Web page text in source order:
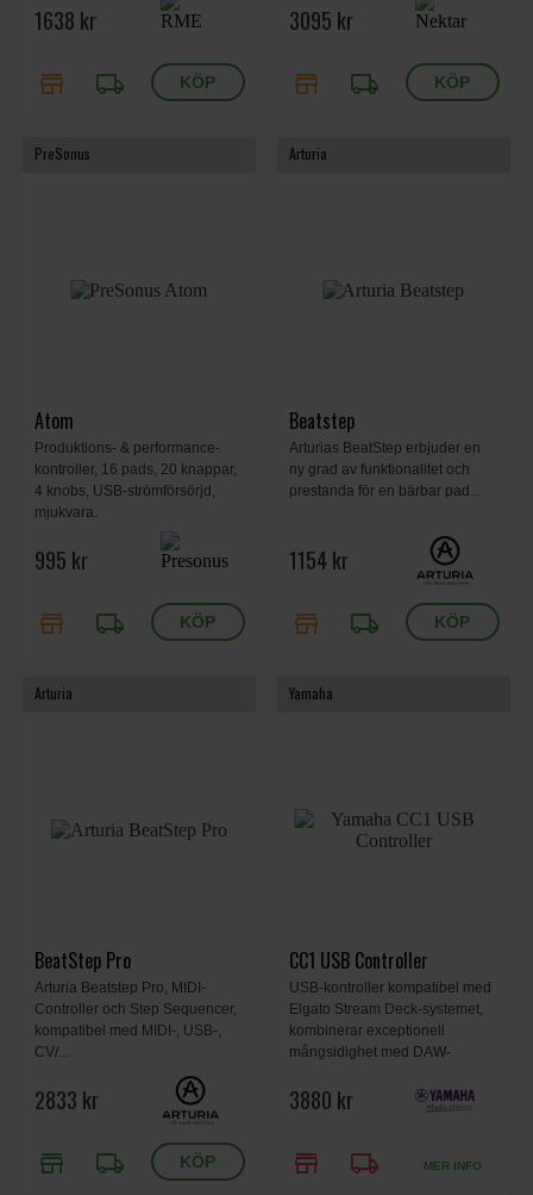
1638 kr
store local_shipping
Nektarine 2.5 skapar dina
3095 kr
store local_shipping
PreSonus
Atom
Produktions- & performance-
kontroller, 16 pads, 20 knappar,
4 knobs, USB-strömförsörjd,
mjukvara.
995 kr
store local_shipping
Arturia
Beatstep
Arturias BeatStep erbjuder en
ny grad av funktionalitet och
prestanda för en bärbar pad...
1154 kr
store local_shipping
Arturia
BeatStep Pro
Arturia Beatstep Pro, MIDI-
Controller och Step Sequencer,
kompatibel med MIDI-, USB-,
CV/...
2833 kr
store local_shipping
Yamaha
CC1 USB Controller
USB-kontroller kompatibel med
Elgato Stream Deck-systemet,
kombinerar exceptionell
mångsidighet med DAW-
alla typer av skapare som är
involverade i musikproduktion,
videoinnehållsskapande.
3880 kr
store local_shipping MER INFO